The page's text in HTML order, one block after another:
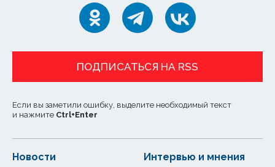
ПОДПИСАТЬСЯ НА RSS
Если вы заметили ошибку, выделите необходимый текст
и нажмите Ctrl+Enter
Новости Интервью и мнения